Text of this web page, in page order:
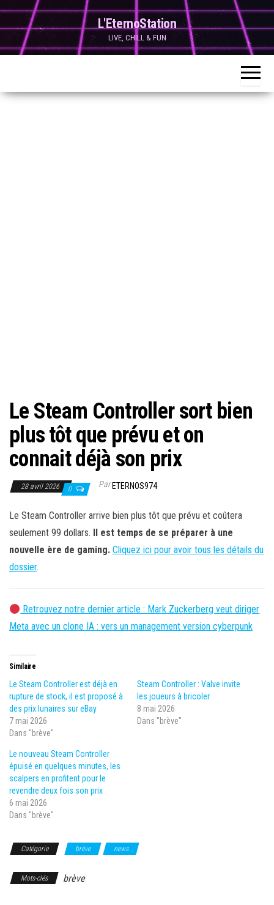
Skip
to
content
L'EternoStation
LIVE, CHILL & FUN
Le Steam Controller sort bien
plus tôt que prévu et on
connait déjà son prix
28 avril 2026 0 ParETERNOS974
Le Steam Controller arrive bien plus tôt que prévu et coûtera
seulement 99 dollars. Il est temps de se préparer à une
nouvelle ère de gaming. Cliquez ici pour avoir tous les détails du
dossier.
Retrouvez notre dernier article : Mark Zuckerberg veut diriger
Meta avec un clone IA : vers un management version cyberpunk
Similaire
Le Steam Controller est déjà en
rupture de stock, il est proposé à
des prix lunaires sur eBay
7 mai 2026
Dans "brève"
Steam Controller : Valve invite
les joueurs à bricoler
8 mai 2026
Dans "brève"
Le nouveau Steam Controller
épuisé en quelques minutes, les
scalpers en profitent pour le
revendre deux fois son prix
6 mai 2026
Dans "brève"
Catégorie brève news
Mots-clés brève